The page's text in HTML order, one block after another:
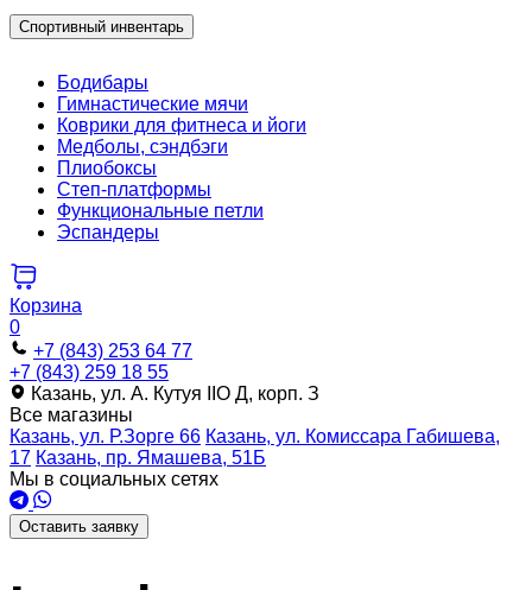
Спортивный инвентарь
Бодибары
Гимнастические мячи
Коврики для фитнеса и йоги
Медболы, сэндбэги
Плиобоксы
Степ-платформы
Функциональные петли
Эспандеры
Корзина
0
+7 (843) 253 64 77
+7 (843) 259 18 55
Казань, ул. А. Кутуя IIO Д, корп. З
Все магазины
Казань, ул. Р.Зорге 66 Казань, ул. Комиссара Габишева,
17 Казань, пр. Ямашева, 51Б
Мы в социальных сетях
Оставить заявку